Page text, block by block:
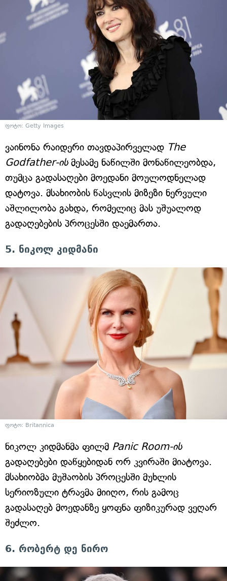
ფოტო: Getty Images
ვაინონა რაიდერი თავდაპირველად The
Godfather-ის მესამე ნაწილში მონაწილეობდა,
თუმცა გადასაღები მოედანი მოულოდნელად
დატოვა. მსახიობის წასვლის მიზეზი ნერვული
აშლილობა გახდა, რომელიც მას უშუალოდ
გადაღებების პროცესში დაემართა.
5. ნიკოლ კიდმანი
ფოტო: Britannica
ნიკოლ კიდმანმა ფილმ Panic Room-ის
გადაღებები დაწყებიდან ორ კვირაში მიატოვა.
მსახიობმა მუშაობის პროცესში მუხლის
სერიოზული ტრავმა მიიღო, რის გამოც
გადასაღებ მოედანზე ყოფნა ფიზიკურად ვეღარ
შეძლო.
6. რობერტ დე ნირო